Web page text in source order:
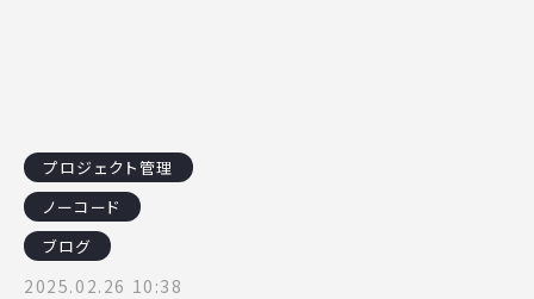
お知らせ
よくある質問
運営サービス
ピッパサック
ヒラメキペーパー
オミラボWEBでお問い合わせ
プロジェクト管理
ノーコード
ブログ
2025.02.26 10:38